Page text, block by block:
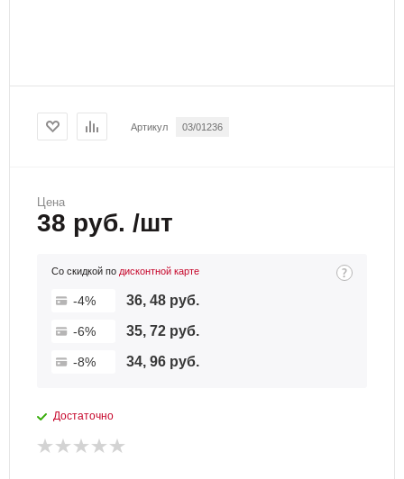
Артикул 03/01236
Цена
38 руб. /шт
Со скидкой по дисконтной карте
-4% 36, 48 руб.
-6% 35, 72 руб.
-8% 34, 96 руб.
Достаточно